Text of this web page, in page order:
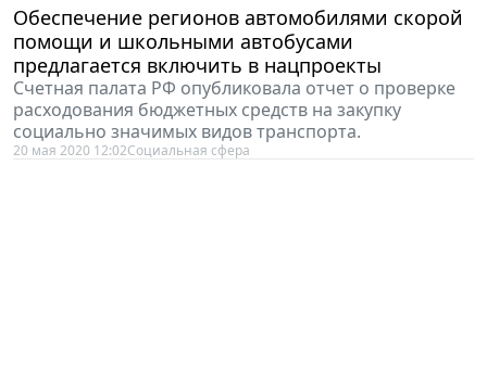
Обеспечение регионов автомобилями скорой
помощи и школьными автобусами
предлагается включить в нацпроекты
Счетная палата РФ опубликовала отчет о проверке
расходования бюджетных средств на закупку
социально значимых видов транспорта.
20 мая 2020 12:02Социальная сфера